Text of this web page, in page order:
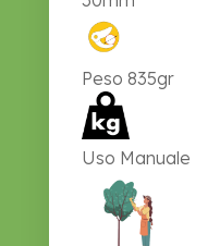
Peso 835gr
Uso Manuale